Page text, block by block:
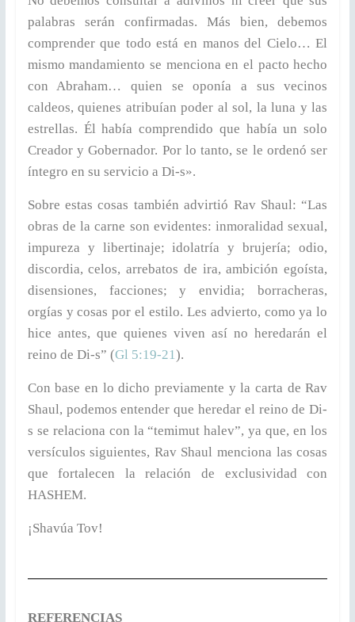
palabras serán confirmadas. Más bien, debemos
comprender que todo está en manos del Cielo… El
mismo mandamiento se menciona en el pacto hecho
con Abraham… quien se oponía a sus vecinos
caldeos, quienes atribuían poder al sol, la luna y las
estrellas. Él había comprendido que había un solo
Creador y Gobernador. Por lo tanto, se le ordenó ser
íntegro en su servicio a Di-s».
Sobre estas cosas también advirtió Rav Shaul: “Las
obras de la carne son evidentes: inmoralidad sexual,
impureza y libertinaje; idolatría y brujería; odio,
discordia, celos, arrebatos de ira, ambición egoísta,
disensiones, facciones; y envidia; borracheras,
orgías y cosas por el estilo. Les advierto, como ya lo
hice antes, que quienes viven así no heredarán el
reino de Di-s” (Gl 5:19-21).
Con base en lo dicho previamente y la carta de Rav
Shaul, podemos entender que heredar el reino de Di-
s se relaciona con la “temimut halev”, ya que, en los
versículos siguientes, Rav Shaul menciona las cosas
que fortalecen la relación de exclusividad con
HASHEM.
¡Shavúa Tov!
REFERENCIAS